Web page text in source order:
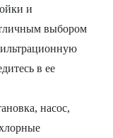
и
выбором
в ее
насос,